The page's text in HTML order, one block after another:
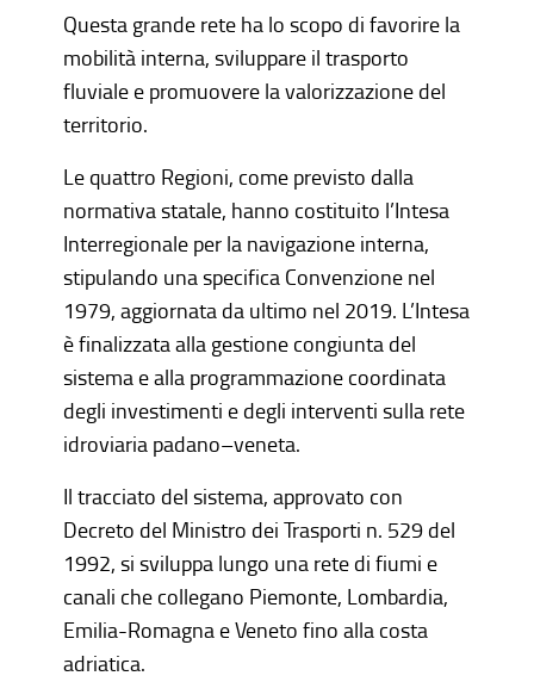
Questa grande rete ha lo scopo di favorire la
mobilità interna, sviluppare il trasporto
fluviale e promuovere la valorizzazione del
territorio.
Le quattro Regioni, come previsto dalla
normativa statale, hanno costituito l’Intesa
Interregionale per la navigazione interna,
stipulando una specifica Convenzione nel
1979, aggiornata da ultimo nel 2019. L’Intesa
è finalizzata alla gestione congiunta del
sistema e alla programmazione coordinata
degli investimenti e degli interventi sulla rete
idroviaria padano–veneta.
Il tracciato del sistema, approvato con
Decreto del Ministro dei Trasporti n. 529 del
1992, si sviluppa lungo una rete di fiumi e
canali che collegano Piemonte, Lombardia,
Emilia-Romagna e Veneto fino alla costa
adriatica.